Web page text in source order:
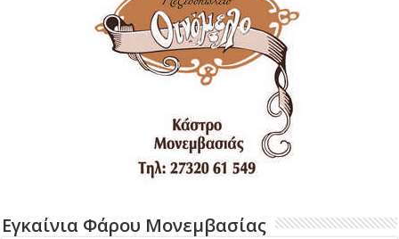
Εγκαίνια Φάρου Μονεμβασίας